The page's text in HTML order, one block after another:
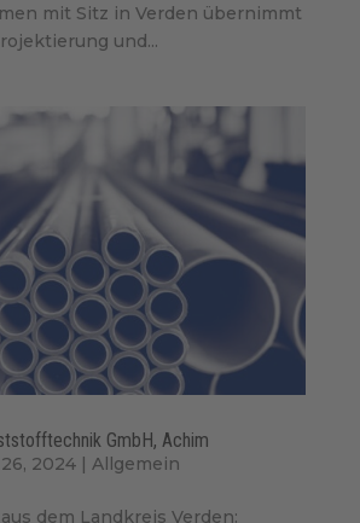
mit Sitz in Verden übernimmt
und...
GmbH, Achim
2024| Allgemein
dem Landkreis Verden: